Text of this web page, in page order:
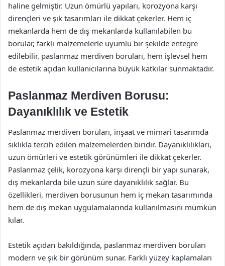
haline gelmiştir. Uzun ömürlü yapıları, korozyona karşı
dirençleri ve şık tasarımları ile dikkat çekerler. Hem iç
mekanlarda hem de dış mekanlarda kullanılabilen bu
borular, farklı malzemelerle uyumlu bir şekilde entegre
edilebilir. paslanmaz merdiven boruları, hem işlevsel hem
de estetik açıdan kullanıcılarına büyük katkılar sunmaktadır.
Paslanmaz Merdiven Borusu:
Dayanıklılık ve Estetik
Paslanmaz merdiven boruları, inşaat ve mimari tasarımda
sıklıkla tercih edilen malzemelerden biridir. Dayanıklılıkları,
uzun ömürleri ve estetik görünümleri ile dikkat çekerler.
Paslanmaz çelik, korozyona karşı dirençli bir yapı sunarak,
dış mekanlarda bile uzun süre dayanıklılık sağlar. Bu
özellikleri, merdiven borusunun hem iç mekan tasarımında
hem de dış mekan uygulamalarında kullanılmasını mümkün
kılar.
Estetik açıdan bakıldığında, paslanmaz merdiven boruları
modern ve şık bir görünüm sunar. Farklı yüzey kaplamaları